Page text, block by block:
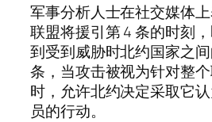
军事分析人士在社交媒体
联盟将援引第 4 条的时刻
到受到威胁时北约国家之
条，当攻击被视为针对整
时，允许北约决定采取它
员的行动。